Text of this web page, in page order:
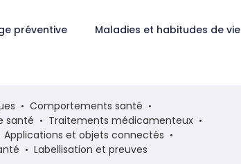
préventive Maladies et habitudes de vie
Comportements santé
santé
Traitements médicamenteux
Applications et objets connectés
Labellisation et preuves